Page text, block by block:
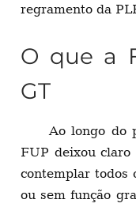
regramento da
O que a
GT
Ao longo do
FUP deixou claro
contemplar todos
ou sem função